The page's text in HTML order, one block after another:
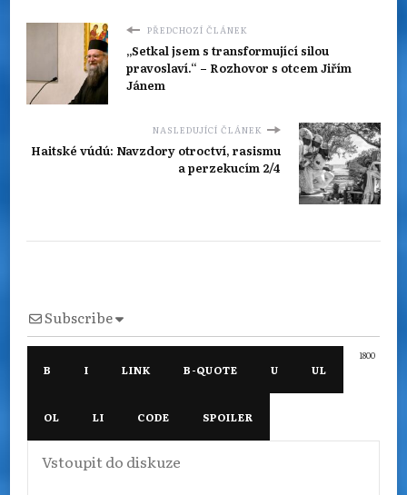
PŘEDCHOZÍ ČLÁNEK
„Setkal jsem s transformující silou
pravoslaví.“ – Rozhovor s otcem Jiřím
Jánem
NASLEDUJÍCÍ ČLÁNEK
Haitské vúdú: Navzdory otroctví, rasismu
a perzekucím 2/4
Subscribe
1800